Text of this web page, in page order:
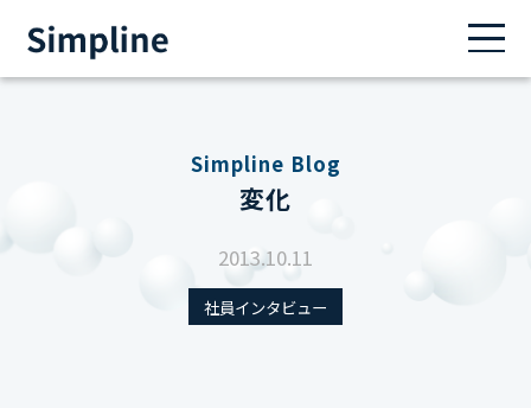
Simpline Blog
変化
2013.10.11
社員インタビュー